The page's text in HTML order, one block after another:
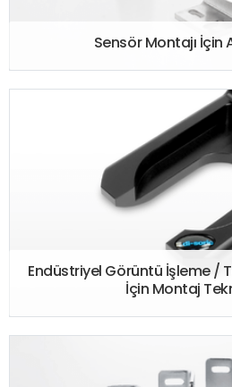
Sensör Montajı İçin
Endüstriyel Görüntü İşleme /
İçin Montaj